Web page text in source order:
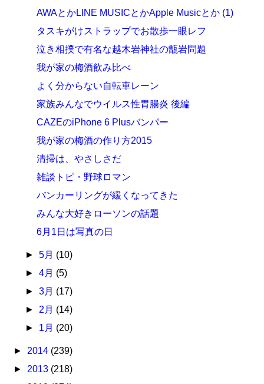
AWAとかLINE MUSICとかApple Musicとか (1)
タスキがけストラップでお散歩一眼レフ
泣き相撲で有名な越木岩神社の甑岩問題
我が家の梅酒飲み比べ
よく分からない自転車レーン
家族みんなでウイルス性胃腸炎 後編
CAZEのiPhone 6 Plusバンパー
我が家の梅酒の作り方2015
清掃は、やさしさだ
雑談トピ・野球ロマン
バンカーリングが緩くなってきた
みんな大好きローソンの話題
6月1日は写真の日
► 5月 (10)
► 4月 (5)
► 3月 (17)
► 2月 (14)
► 1月 (20)
► 2014 (239)
► 2013 (218)